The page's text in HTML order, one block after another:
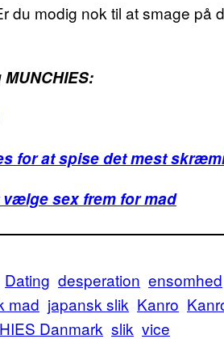
du modig nok til at smage på
for at spise det mest
sex frem for mad
Dating desperation ensomhed
mad japansk slik Kanro
Danmark slik vice